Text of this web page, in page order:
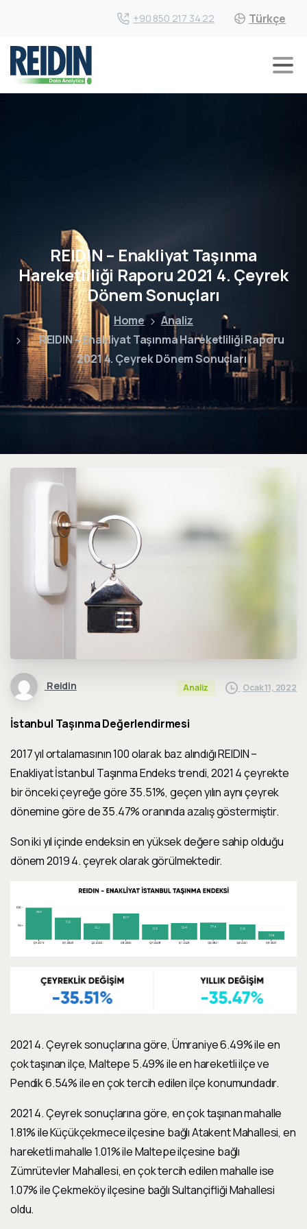
+90 850 217 34 22 Türkçe
REIDIN – Enakliyat Taşınma
Hareketliliği Raporu 2021 4. Çeyrek
Dönem Sonuçları
Home
Analiz
REIDIN – Enakliyat Taşınma Hareketliliği Raporu
2021 4. Çeyrek Dönem Sonuçları
Reidin Analiz Ocak 11, 2022
İstanbul Taşınma Değerlendirmesi
2017 yıl ortalamasının 100 olarak baz alındığıREIDIN –
Enakliyat İstanbul Taşınma Endekstrendi,2021 4 çeyrekte
bir önceki çeyreğe göre35.51%, geçen yılın aynı çeyrek
dönemine göre de35.47%oranındaazalışgöstermiştir.
Son iki yıl içinde endeksin en yüksek değere sahip olduğu
dönem2019 4. çeyrekolarak görülmektedir.
2021 4. Çeyrek sonuçlarına göre, Ümraniye 6.49%ileen
çok taşınan ilçe,Maltepe 5.49%ileen hareketli ilçeve
Pendik 6.54%ileen çok tercih edilen ilçekonumundadır.
2021 4. Çeyrek sonuçlarına göre, en çok taşınan mahalle
1.81% ileKüçükçekmeceilçesine bağlıAtakent Mahallesi, en
hareketli mahalle1.01% ileMaltepeilçesine bağlı
Zümrütevler Mahallesi,en çok tercih edilen mahalleise
1.07% ileÇekmeköyilçesine bağlıSultançifliği Mahallesi
oldu.